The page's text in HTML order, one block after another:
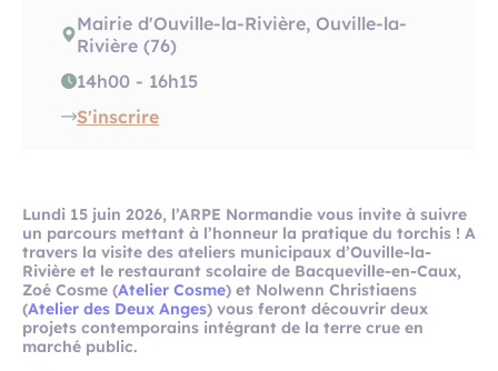
Mairie d'Ouville-la-Rivière, Ouville-la-
Rivière (76)
14h00 - 16h15
S'inscrire
Lundi 15 juin 2026, l’ARPE Normandie vous invite à suivre
un parcours mettant à l’honneur la pratique du torchis ! A
travers la visite des ateliers municipaux d’Ouville-la-
Rivière et le restaurant scolaire de Bacqueville-en-Caux,
Zoé Cosme (Atelier Cosme) et Nolwenn Christiaens
(Atelier des Deux Anges) vous feront découvrir deux
projets contemporains intégrant de la terre crue en
marché public.